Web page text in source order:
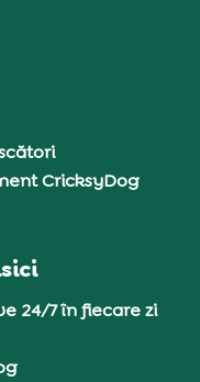
CricksyDog
24/7 în fiecare zi